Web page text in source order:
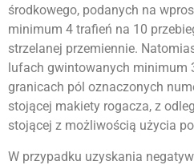
środkowego, podanych na
minimum 4 trafień na 10
strzelanej przemiennie.
lufach gwintowanych minimum
granicach pól oznaczonych
stojącej makiety rogacza, z
stojącej z możliwością użycia
W przypadku uzyskania